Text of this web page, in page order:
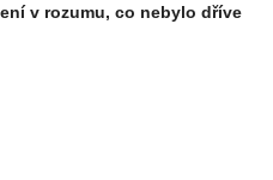
v rozumu, co nebylo dříve